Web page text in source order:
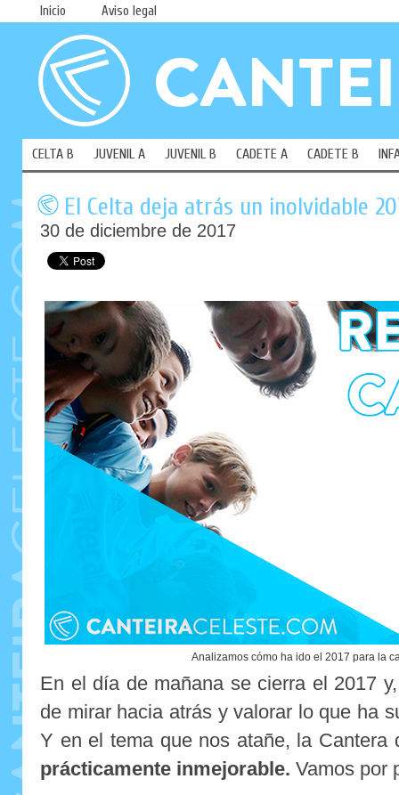
Inicio Aviso legal
CELTA B JUVENIL A JUVENIL B CADETE A CADETE B
El Celta deja atrás un inolvidable
30 de diciembre de 2017
Analizamos cómo ha ido el 2017 para la
En el día de mañana se cierra el 2017
de mirar hacia atrás y valorar lo que ha
Y en el tema que nos atañe, la Cantera
prácticamente inmejorable. Vamos por